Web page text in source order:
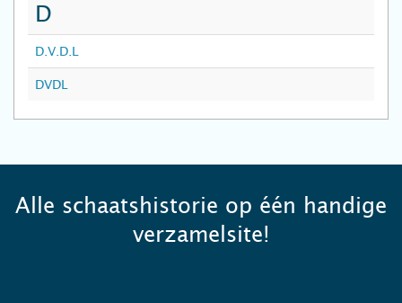
D
D.V.D.L
DVDL
Alle schaatshistorie op één handige
verzamelsite!